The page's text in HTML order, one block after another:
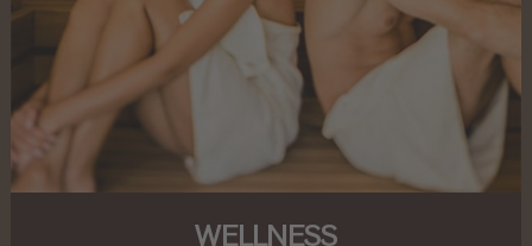
WELLNESS